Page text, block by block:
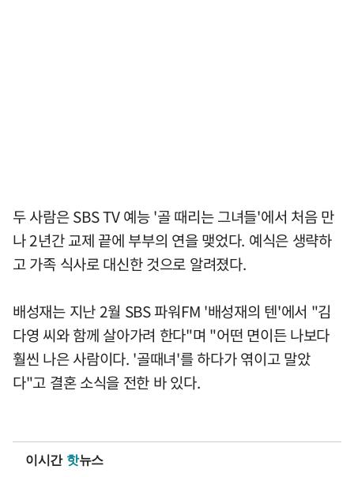
두 사람은 SBS TV 예능 '골 때리는 그녀들'에서 처음 만
나 2년간 교제 끝에 부부의 연을 맺었다. 예식은 생략하
고 가족 식사로 대신한 것으로 알려졌다.
배성재는 지난 2월 SBS 파워FM '배성재의 텐'에서 "김
다영 씨와 함께 살아가려 한다"며 "어떤 면이든 나보다
훨씬 나은 사람이다. '골때녀'를 하다가 엮이고 말았
다"고 결혼 소식을 전한 바 있다.
이시간 핫뉴스